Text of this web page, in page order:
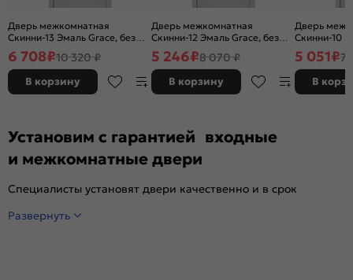
Дверь межкомнатная
Скинни-13 Эмаль Grace, без
декора, остекленная, white
сrystal, без кромки, скиновая
6 708₽10 320 ₽
В корзину
Дверь межкомнатная
Скинни-12 Эмаль Grace, без
декора, глухая, без стекла,
без кромки, скиновая
5 246₽8 070 ₽
В корзину
Дверь
Скинни-10
декора,
без кромки,
5 051₽7
В
Установим с гарантией входные
и межкомнатные двери
Специалисты установят двери качественно и в срок
Развернуть